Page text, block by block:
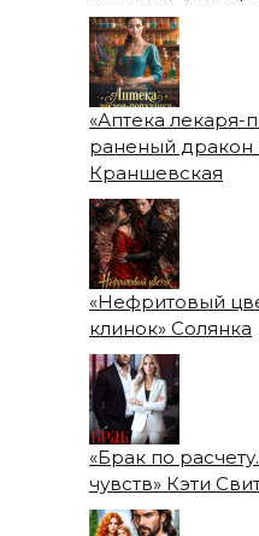
«Аптека лекаря-
раненый дракон
Краншевская
«Нефритовый
клинок» Солянка
«Брак по
чувств» Кэти